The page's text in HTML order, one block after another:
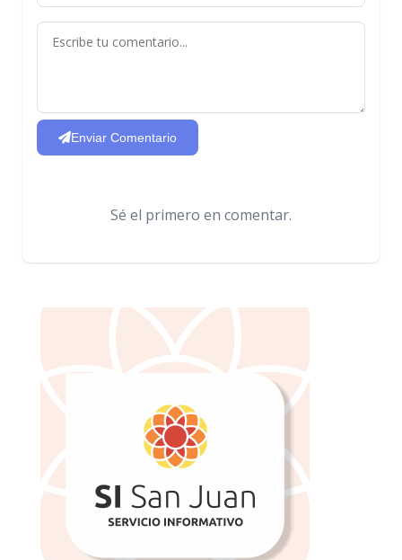
Enviar Comentario
Sé el primero en comentar.